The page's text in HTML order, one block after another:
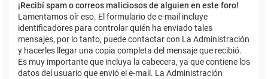
¡Recibí spam o correos maliciosos de alguien en este foro!
Lamentamos oír eso. El formulario de e-mail incluye
identificadores para controlar quién ha enviado tales
mensajes, por lo tanto, puede contactar con La Administración
y hacerles llegar una copia completa del mensaje que recibió.
Es muy importante que incluya la cabecera, ya que contiene los
datos del usuario que envió el e-mail. La Administración